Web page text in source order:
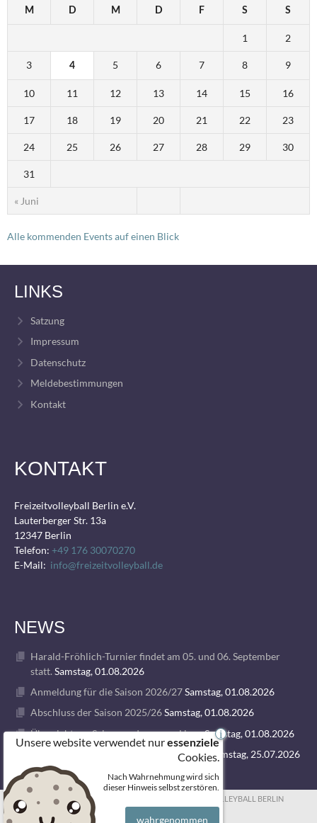
M D M D F S S
« Juni
1 2
3 4 5 6 7 8 9
10 11 12 13 14 15 16
17 18 19 20 21 22 23
24 25 26 27 28 29 30
31
Alle kommenden Events auf einen Blick
LINKS
Satzung
Impressum
Datenschutz
Meldebestimmungen
Kontakt
KONTAKT
Freizeitvolleyball Berlin e.V.
Lauterberger Str. 13a
12347 Berlin
Telefon: +49 176 30070270
E-Mail: info@freizeitvolleyball.de
NEWS
Harald-Fröhlich-Turnier findet am 05. und 06. September
statt. Samstag, 01.08.2026
Anmeldung für die Saison 2026/27Samstag, 01.08.2026
Abschluss der Saison 2025/26Samstag, 01.08.2026
Übersicht zur Saison und unseren LigenSamstag, 01.08.2026
1. VOLLEY GODS SUMMER CAMP 2026Samstag, 25.07.2026
© 2026 FREIZEITVOLLEYBALL BERLIN
Unsere website verwendet nuressenziele
Cookies.
Nach Wahrnehmung wird sich
dieser Hinweis selbst zerstören.
i
wahrgenommen